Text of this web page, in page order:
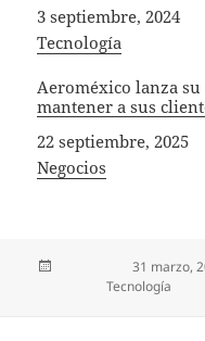
Fecha
3 septiembre, 2024
In relation to
Tecnología
Aeroméxico lanza
mantener a sus
Fecha
22 septiembre, 2025
In relation to
Negocios
Publicado el31 marzo,
CategoríasTecnología